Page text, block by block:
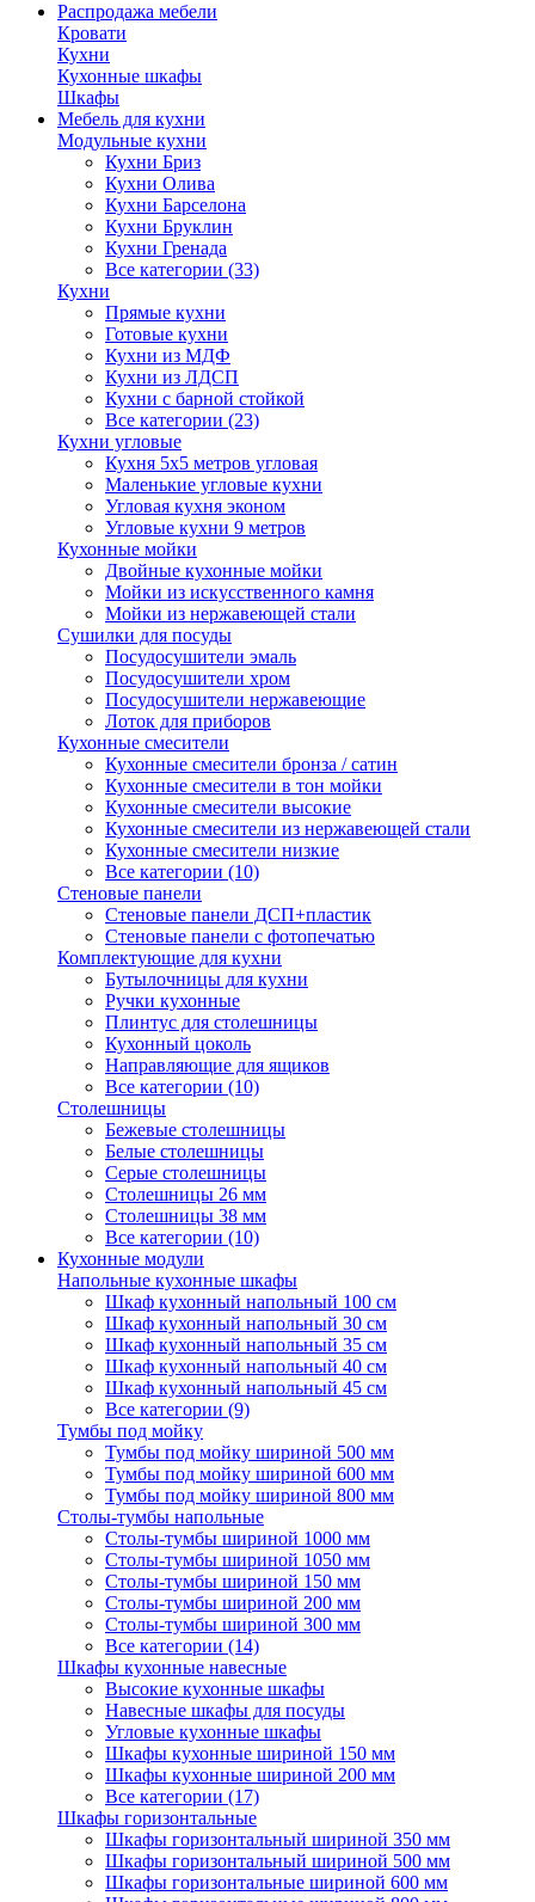
Распродажа мебели
Кровати
Кухни
Кухонные шкафы
Шкафы
Мебель для кухни
Модульные кухни
Кухни Бриз
Кухни Олива
Кухни Барселона
Кухни Бруклин
Кухни Гренада
Все категории (33)
Кухни
Прямые кухни
Готовые кухни
Кухни из МДФ
Кухни из ЛДСП
Кухни с барной стойкой
Все категории (23)
Кухни угловые
Кухня 5х5 метров угловая
Маленькие угловые кухни
Угловая кухня эконом
Угловые кухни 9 метров
Кухонные мойки
Двойные кухонные мойки
Мойки из искусственного камня
Мойки из нержавеющей стали
Сушилки для посуды
Посудосушители эмаль
Посудосушители хром
Посудосушители нержавеющие
Лоток для приборов
Кухонные смесители
Кухонные смесители бронза / сатин
Кухонные смесители в тон мойки
Кухонные смесители высокие
Кухонные смесители из нержавеющей стали
Кухонные смесители низкие
Все категории (10)
Стеновые панели
Стеновые панели ДСП+пластик
Стеновые панели с фотопечатью
Комплектующие для кухни
Бутылочницы для кухни
Ручки кухонные
Плинтус для столешницы
Кухонный цоколь
Направляющие для ящиков
Все категории (10)
Столешницы
Бежевые столешницы
Белые столешницы
Серые столешницы
Столешницы 26 мм
Столешницы 38 мм
Все категории (10)
Кухонные модули
Напольные кухонные шкафы
Шкаф кухонный напольный 100 см
Шкаф кухонный напольный 30 см
Шкаф кухонный напольный 35 см
Шкаф кухонный напольный 40 см
Шкаф кухонный напольный 45 см
Все категории (9)
Тумбы под мойку
Тумбы под мойку шириной 500 мм
Тумбы под мойку шириной 600 мм
Тумбы под мойку шириной 800 мм
Столы-тумбы напольные
Столы-тумбы шириной 1000 мм
Столы-тумбы шириной 1050 мм
Столы-тумбы шириной 150 мм
Столы-тумбы шириной 200 мм
Столы-тумбы шириной 300 мм
Все категории (14)
Шкафы кухонные навесные
Высокие кухонные шкафы
Навесные шкафы для посуды
Угловые кухонные шкафы
Шкафы кухонные шириной 150 мм
Шкафы кухонные шириной 200 мм
Все категории (17)
Шкафы горизонтальные
Шкафы горизонтальный шириной 350 мм
Шкафы горизонтальный шириной 500 мм
Шкафы горизонтальные шириной 600 мм